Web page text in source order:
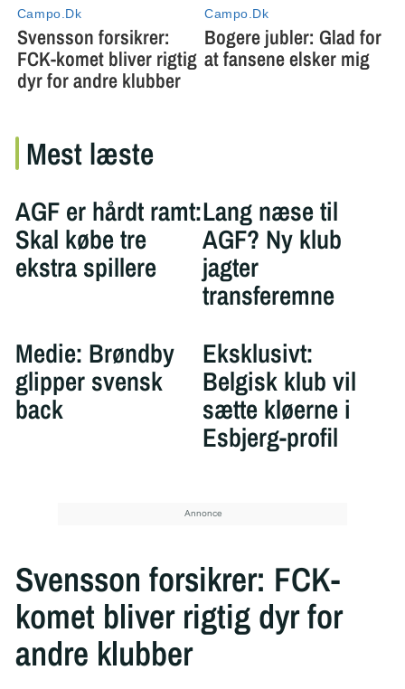
Mest læste
AGF er hårdt ramt:
Skal købe tre
ekstra spillere
Lang næse til
AGF? Ny klub
jagter
transferemne
Medie: Brøndby
glipper svensk
back
Eksklusivt:
Belgisk klub vil
sætte kløerne i
Esbjerg-profil
Svensson forsikrer: FCK-
komet bliver rigtig dyr for
andre klubber